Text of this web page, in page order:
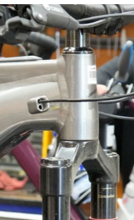
Une aventure sûre et
passionnante adaptée à votre
niveau.
Vias Ferratas avec
Guide
→